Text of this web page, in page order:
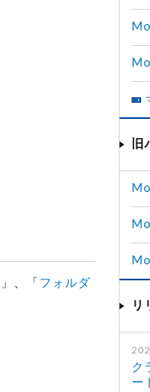
」、「 フォルダ
リ
ク
ー